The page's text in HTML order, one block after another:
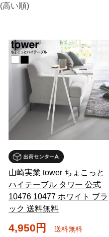
高い順)
山崎実業 tower ちょこっと
ハイテーブル タワー 公式
10476 10477 ホワイト ブラ
ック 送料無料
4,950円 送料無料